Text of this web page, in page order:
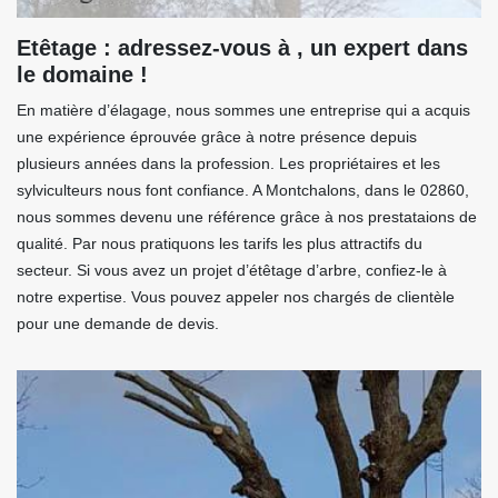
Etêtage : adressez-vous à , un expert dans
le domaine !
En matière d’élagage, nous sommes une entreprise qui a acquis
une expérience éprouvée grâce à notre présence depuis
plusieurs années dans la profession. Les propriétaires et les
sylviculteurs nous font confiance. A Montchalons, dans le 02860,
nous sommes devenu une référence grâce à nos prestataions de
qualité. Par nous pratiquons les tarifs les plus attractifs du
secteur. Si vous avez un projet d’étêtage d’arbre, confiez-le à
notre expertise. Vous pouvez appeler nos chargés de clientèle
pour une demande de devis.